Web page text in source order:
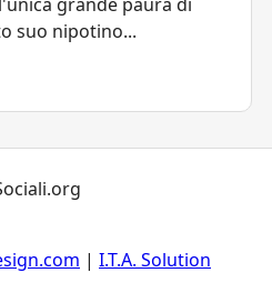
suo nipotino...
| I.T.A. Solution